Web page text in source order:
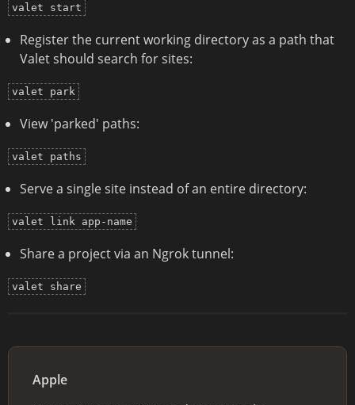
valet start
Register the current working directory as a path that
Valet should search for sites:
valet park
View 'parked' paths:
valet paths
Serve a single site instead of an entire directory:
valet link app-name
Share a project via an Ngrok tunnel:
valet share
Apple